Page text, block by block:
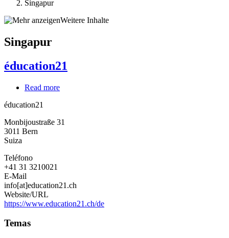
Ruta
de
Singapur
Weitere Inhalte
Singapur
éducation21
Read more
éducation21
Monbijoustraße 31
3011 Bern
Suiza
Teléfono
+41 31 3210021
E-Mail
info[at]education21.ch
Website/URL
https://www.education21.ch/de
Temas